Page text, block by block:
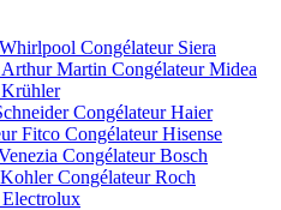
Congélateur Siera
Martin Congélateur Midea
Congélateur Haier
Fitco Congélateur Hisense
Congélateur Bosch
Congélateur Roch